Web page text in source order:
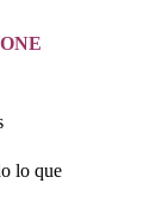
lo que